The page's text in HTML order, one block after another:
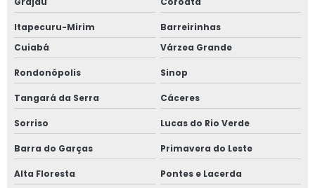
Itapecuru-Mirim
Barreirinhas
Cuiabá
Várzea Grande
Rondonópolis Sinop
Tangará da Serra Cáceres
Sorriso Lucas do Rio Verde
Barra do Garças Primavera do Leste
Alta Floresta Pontes e Lacerda